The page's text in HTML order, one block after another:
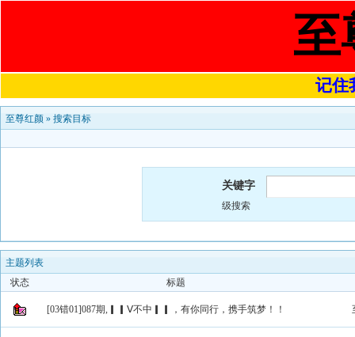
至
记住
至尊红颜 » 搜索目标
关键字
级搜索
主题列表
状态
标题
[03错01]087期,▎▎Ⅴ不中▎▎，有你同行，携手筑梦！！